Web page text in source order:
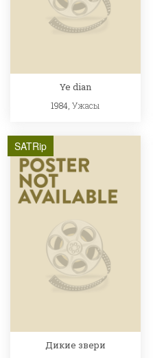
Ye dian
1984,Ужасы
SATRip
Дикие звери